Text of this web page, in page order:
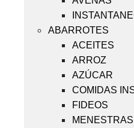
ABARROTES
ACEITES
ARROZ
AZÚCAR
COMIDAS
FIDEOS
MENESTRAS